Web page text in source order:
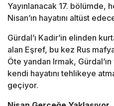
Yayınlanacak 17. bölümde,
Nisan’ın hayatını altüst
Gürdal’ı Kadir’in elinden
alan Eşref, bu kez Rus
Öte yandan Irmak,
kendi hayatını tehlikeye
geçiyor.